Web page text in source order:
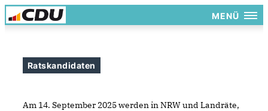
MENÜ
Ratskandidaten
Am 14. September 2025 werden in NRW und Landräte,